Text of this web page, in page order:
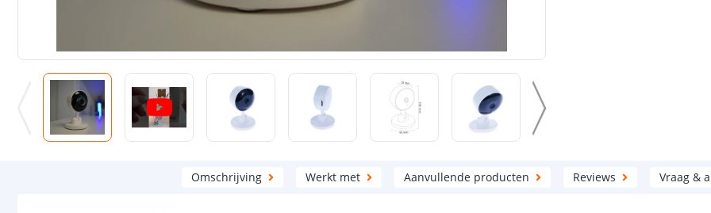
Omschrijving Werkt met Aanvullende producten Reviews Vraag &